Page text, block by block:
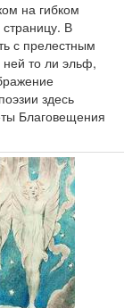
на гибком
В
с прелестным
то ли эльф,
здесь
Благовещения